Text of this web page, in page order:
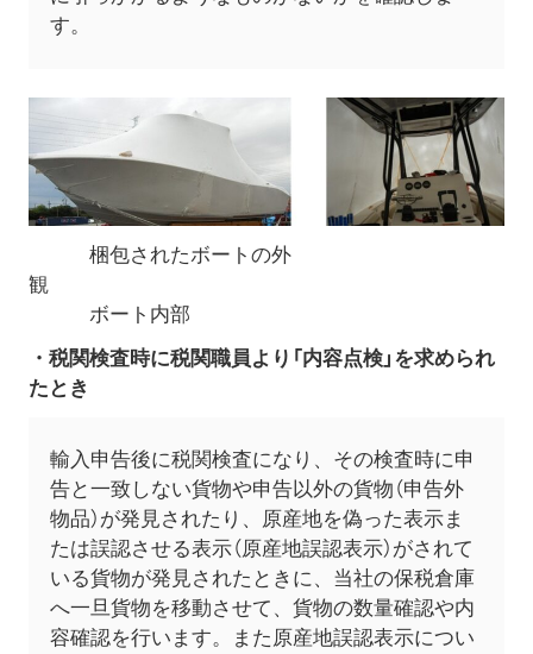
す。
梱包されたボートの外
観
ボート内部
・税関検査時に税関職員より「内容点検」を求められ
たとき
輸入申告後に税関検査になり、その検査時に申
告と一致しない貨物や申告以外の貨物（申告外
物品）が発見されたり、原産地を偽った表示ま
たは誤認させる表示（原産地誤認表示）がされて
いる貨物が発見されたときに、当社の保税倉庫
へ一旦貨物を移動させて、貨物の数量確認や内
容確認を行います。また原産地誤認表示につい